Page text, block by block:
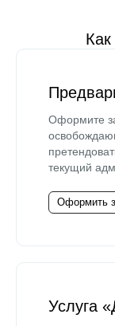
Оформите
текущий
Оформить
Услуга